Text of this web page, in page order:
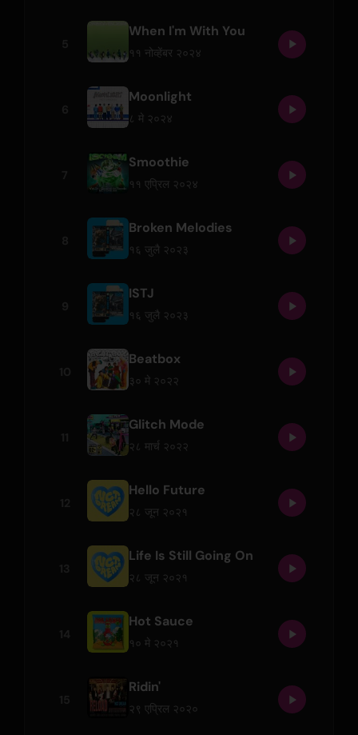
When I'm With You
११ नोव्हेंबर २०२४
Moonlight
८ मे २०२४
Smoothie
११ एप्रिल २०२४
Broken Melodies
१६ जुलै २०२३
ISTJ
१६ जुलै २०२३
Beatbox
३० मे २०२२
Glitch Mode
२८ मार्च २०२२
Hello Future
२८ जून २०२१
Life Is Still Going On
२८ जून २०२१
Hot Sauce
१० मे २०२१
Ridin'
२९ एप्रिल २०२०